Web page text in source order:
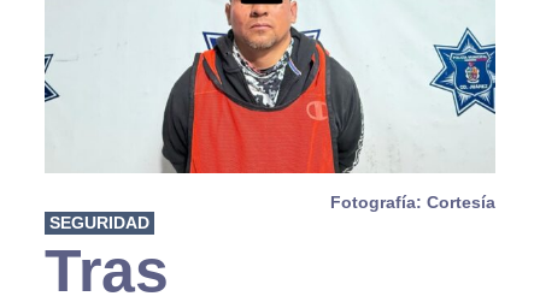
Fotografía: Cortesía
SEGURIDAD
Tras